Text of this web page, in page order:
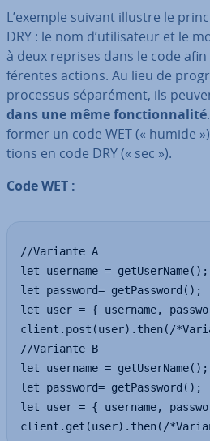
L’exemple suivant illustre le
DRY : le nom d’uti­li­sa­teur et le
à deux reprises dans le code
fé­rentes actions. Au lieu de
processus sé­pa­ré­ment, ils
dans une même fonc­tion­na­lité
for­mer un code WET (« humide
tions en code DRY (« sec »).
Code WET :
//Variante A
let username = getUserName();
let password= getPassword();
let user = { username,
client.post(user).then(/
//Variante B
let username = getUserName();
let password= getPassword();
let user = { username,
client.get(user).then(/